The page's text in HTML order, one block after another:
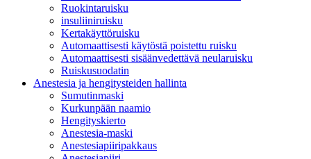
Ruokintaruisku
insuliiniruisku
Kertakäyttöruisku
Automaattisesti käytöstä poistettu ruisku
Automaattisesti sisäänvedettävä neularuisku
Ruiskusuodatin
Anestesia ja hengitysteiden hallinta
Sumutinmaski
Kurkunpään naamio
Hengityskierto
Anestesia-maski
Anestesiapiiripakkaus